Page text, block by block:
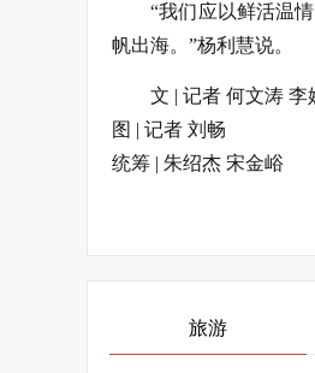
“我们应以鲜活温
帆出海。”杨利慧说。
文 | 记者 何文涛 李
图 | 记者 刘畅
统筹 | 朱绍杰 宋金峪